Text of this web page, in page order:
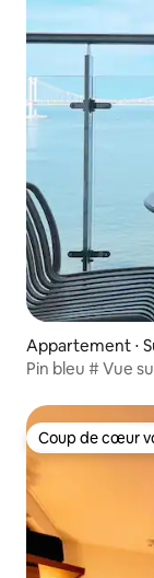
Appartement ⋅
Pin bleu # Vue
Coup de cœur
Coup de cœur